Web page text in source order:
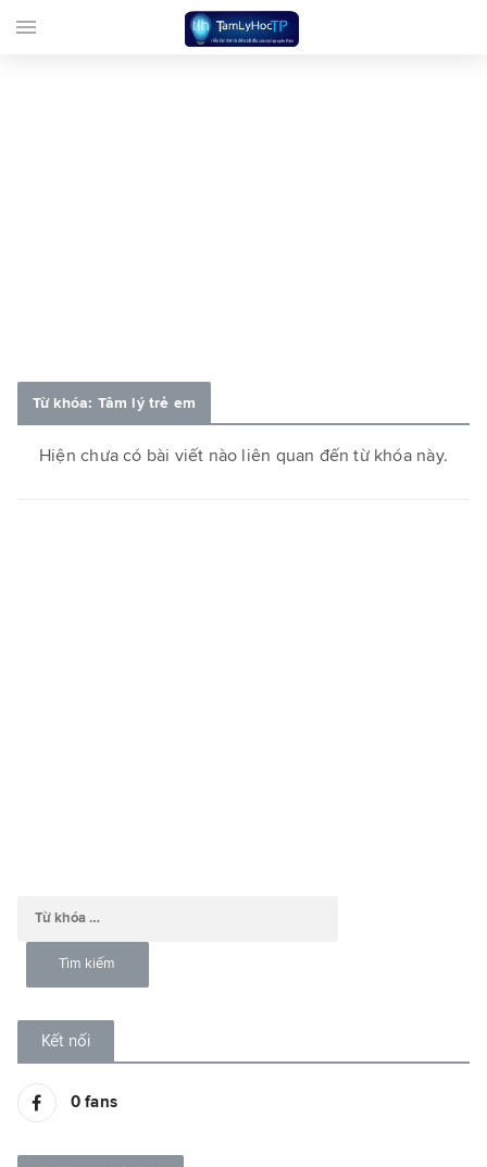
Từ khóa: Tâm lý trẻ em
Hiện chưa có bài viết nào liên quan đến từ khóa này.
Kết nối
0fans
menu